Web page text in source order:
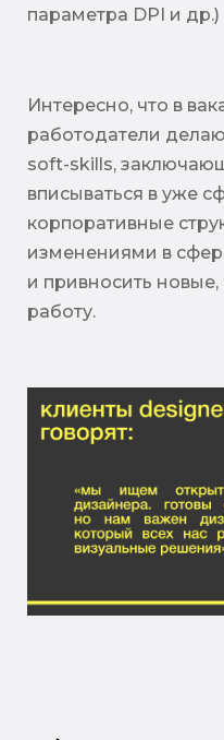
параметра DPI и др.)
Интересно, что в
работодатели
soft-skills,
вписываться в уже
корпоративные
изменениями в
и привносить
работу.